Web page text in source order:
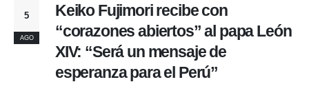
5
AGO
Incendio forestal interrumpe el
acceso ferroviario a Machu Picchu
y afecta el traslado de turistas
Por Fabiana Luciani Un incendio forestal registrado en las